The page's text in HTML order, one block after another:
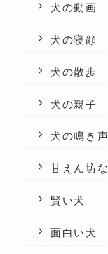
犬の動画
犬の寝顔
犬の散歩
犬の親子
犬の鳴き声
甘えん坊
賢い犬
面白い犬